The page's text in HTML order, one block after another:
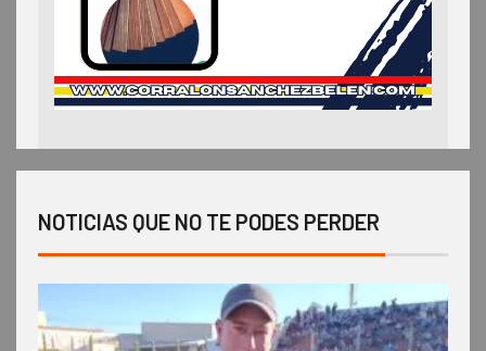
NOTICIAS QUE NO TE PODES PERDER